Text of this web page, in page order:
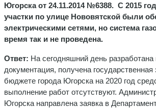
Югорска от 24.11.2014 №6388. С 2015
участки по улице Нововятской были
электрическими сетями, но система
время так и не проведена.
Ответ: На сегодняшний день разработана
документация, получена государственная
бюджете города Югорска на 2020 год
выполнение работ отсутствуют.
Югорска направлена заявка в